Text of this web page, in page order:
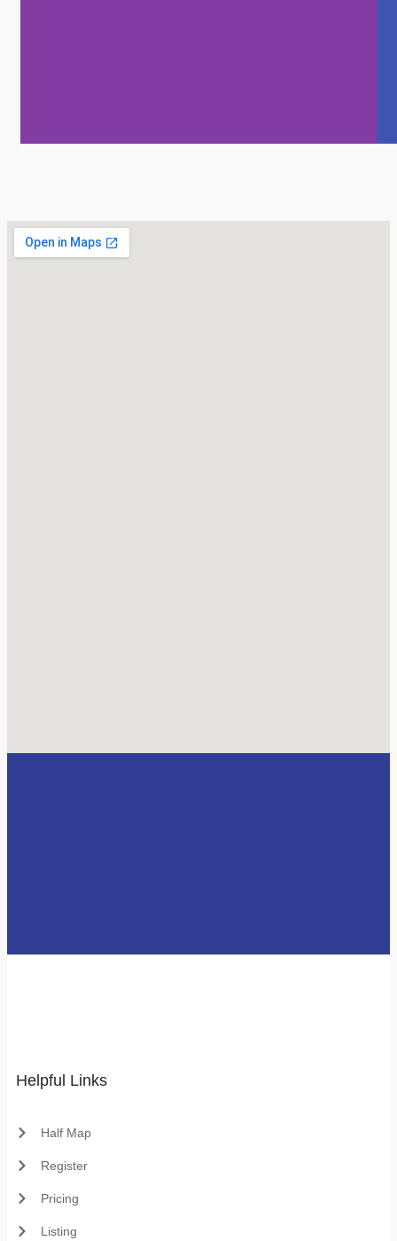
Helpful Links
Half Map
Register
Pricing
Listing